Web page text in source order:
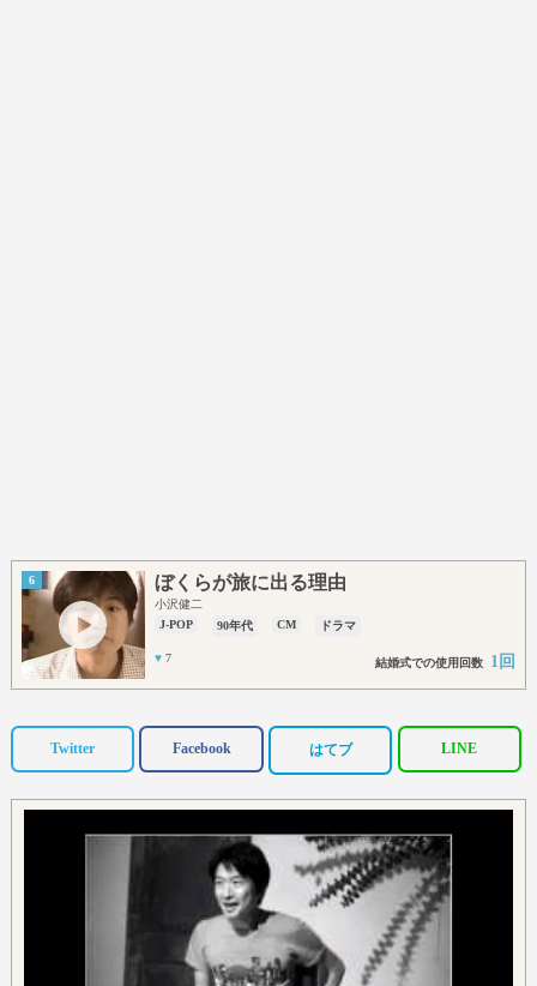
6 ぼくらが旅に出る理由
小沢健二
J-POP
90年代 CM ドラマ
♥ 7 結婚式での使用回数 1回
Twitter Facebook はてブ LINE